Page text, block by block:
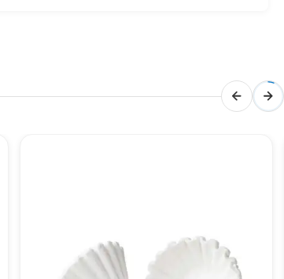
ve yüksek kaliteli 304 paslanmaz çelik
kokteyller hazırlamak için ihtiyaç
sağlar.